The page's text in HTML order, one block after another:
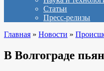
Статьи
Пресс-релизы
Главная » Новости »
В Волгограде